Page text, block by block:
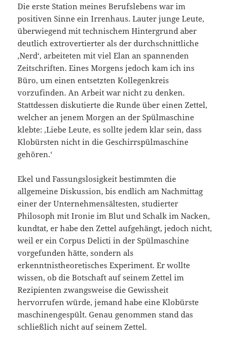
Die erste Station meines Berufslebens war im
positiven Sinne ein Irrenhaus. Lauter junge Leute,
überwiegend mit technischem Hintergrund aber
deutlich extrovertierter als der durchschnittliche
‚Nerd‘, arbeiteten mit viel Elan an spannenden
Zeitschriften. Eines Morgens jedoch kam ich ins
Büro, um einen entsetzten Kollegenkreis
vorzufinden. An Arbeit war nicht zu denken.
Stattdessen diskutierte die Runde über einen Zettel,
welcher an jenem Morgen an der Spülmaschine
klebte: ‚Liebe Leute, es sollte jedem klar sein, dass
Klobürsten nicht in die Geschirrspülmaschine
gehören.‘
Ekel und Fassungslosigkeit bestimmten die
allgemeine Diskussion, bis endlich am Nachmittag
einer der Unternehmensältesten, studierter
Philosoph mit Ironie im Blut und Schalk im Nacken,
kundtat, er habe den Zettel aufgehängt, jedoch nicht,
weil er ein Corpus Delicti in der Spülmaschine
vorgefunden hätte, sondern als
erkenntnistheoretisches Experiment. Er wollte
wissen, ob die Botschaft auf seinem Zettel im
Rezipienten zwangsweise die Gewissheit
hervorrufen würde, jemand habe eine Klobürste
maschinengespült. Genau genommen stand das
schließlich nicht auf seinem Zettel.